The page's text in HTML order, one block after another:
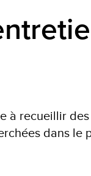
à recueillir
dans